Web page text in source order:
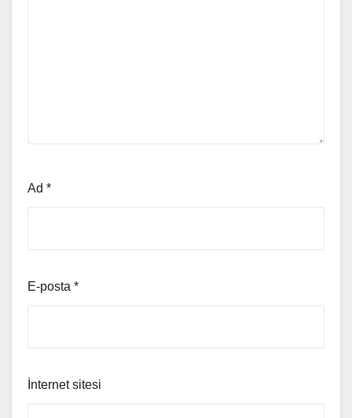
Ad *
E-posta *
İnternet sitesi